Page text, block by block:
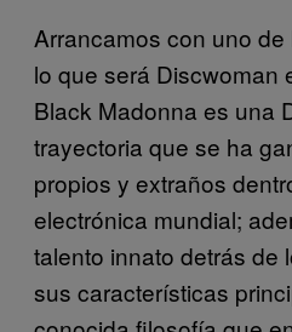
Arrancamos con uno
lo que será Discwoman
Black Madonna es una
trayectoria que se ha
propios y extraños
electrónica mundial;
talento innato detrás de
sus características